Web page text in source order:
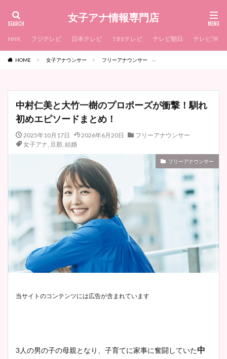
女子アナ情報専門店
NHK フジテレビ 日本テレビ TBSテレビ テレビ朝日 テレビ東京
HOME 女子アナウンサー フリーアナウンサー
中村仁美と大竹一樹のプロポーズが衝撃！馴れ
初めエピソードまとめ！
2025年10月17日 2026年6月20日
フリーアナウンサー
女子アナ, 旦那, 結婚
フリーアナウンサー
当サイトのコンテンツには広告が含まれています
3人の男の子の母親となり、子育てに家事に奮闘していた中